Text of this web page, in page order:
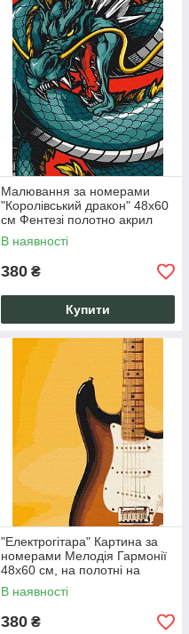
Малювання за номерами
"Королівський дракон" 48х60
см Фентезі полотно акрил
набір для творчості
антистрес
В наявності
380 ₴
Купити
"Електрогітара" Картина за
номерами Мелодія Гармонії
48х60 см, на полотні на
підрамнику, акрил, 3 пензлі
В наявності
380 ₴